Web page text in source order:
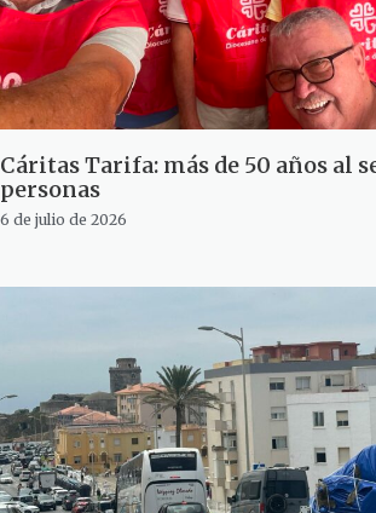
Cáritas Tarifa: más de 50 años al
personas
6 de julio de 2026